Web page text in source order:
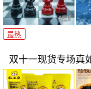
最热
双十一现货专场真